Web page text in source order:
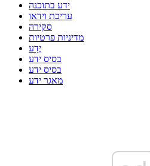
ידע בתוכנה
עריכת וידאו
סקירה
מדיניות פרטיות
יֶדַע
בסיס ידע
בסיס ידע
מאגר ידע